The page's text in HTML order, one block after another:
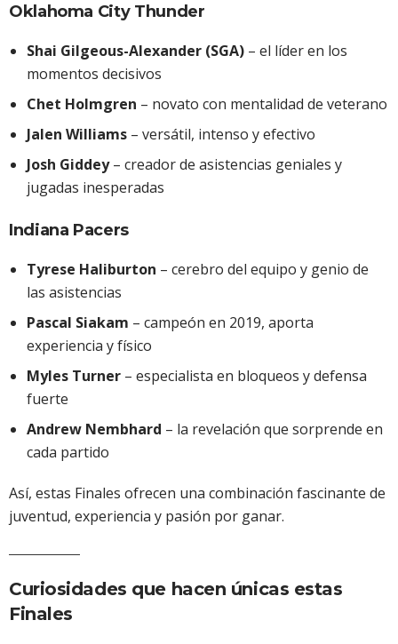
Oklahoma City Thunder
Shai Gilgeous-Alexander (SGA) – el líder en los
momentos decisivos
Chet Holmgren – novato con mentalidad de veterano
Jalen Williams – versátil, intenso y efectivo
Josh Giddey– creador de asistencias geniales y
jugadas inesperadas
Indiana Pacers
Tyrese Haliburton – cerebro del equipo y genio de
las asistencias
Pascal Siakam – campeón en 2019, aporta
experiencia y físico
Myles Turner – especialista en bloqueos y defensa
fuerte
Andrew Nembhard – la revelación que sorprende en
cada partido
Así, estas Finales ofrecen una combinación fascinante de
juventud, experiencia y pasión por ganar.
Curiosidades que hacen únicas estas
Finales